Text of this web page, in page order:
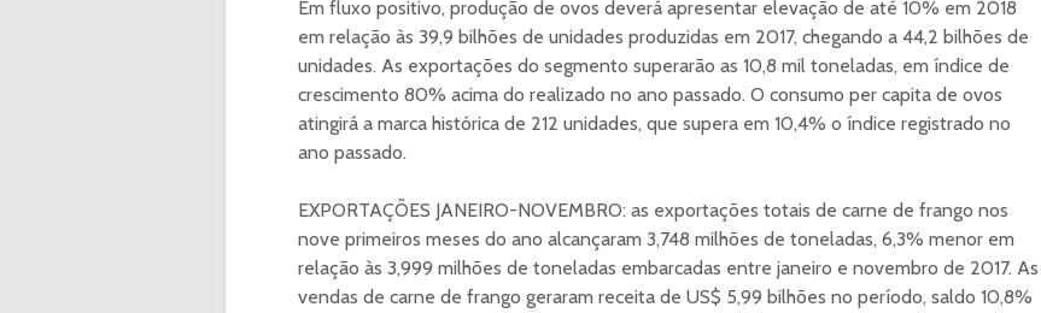
Em fluxo positivo, produção de ovos deverá apresentar elevação de até 10% em 2018
em relação às 39,9 bilhões de unidades produzidas em 2017, chegando a 44,2 bilhões de
unidades. As exportações do segmento superarão as 10,8 mil toneladas, em índice de
crescimento 80% acima do realizado no ano passado. O consumo per capita de ovos
atingirá a marca histórica de 212 unidades, que supera em 10,4% o índice registrado no
ano passado.
EXPORTAÇÕES JANEIRO-NOVEMBRO: as exportações totais de carne de frango nos
nove primeiros meses do ano alcançaram 3,748 milhões de toneladas, 6,3% menor em
relação às 3,999 milhões de toneladas embarcadas entre janeiro e novembro de 2017. As
vendas de carne de frango geraram receita de US$ 5,99 bilhões no período, saldo 10,8%